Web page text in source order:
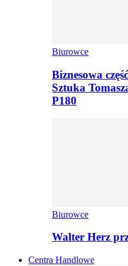
Biurowce
Biznesowa
Sztuka
P180
Biurowce
Walter Herz
Centra Handlowe